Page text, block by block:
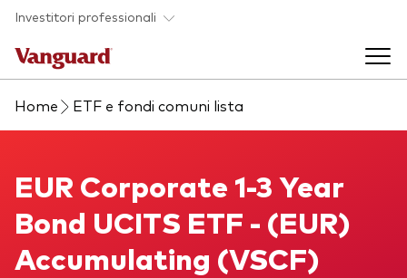
Skip to main content
Investitori professionali
Prodotti di investimento
Visualizza i nostri prodotti per categorie
Cerca i nostri prodotti
Eventi ed approfondimenti
Back to main menu
La società
Home ETF e fondi comuni lista
EUR Corporate 1-3 Year Bond UCITS ETF
EUR Corporate 1-3 Year
Bond UCITS ETF - (EUR)
Accumulating (VSCF)